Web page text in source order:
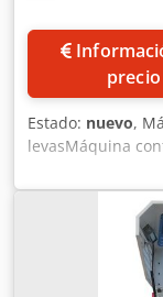
Información de
precio
Estado: nuevo,
levasMáquina